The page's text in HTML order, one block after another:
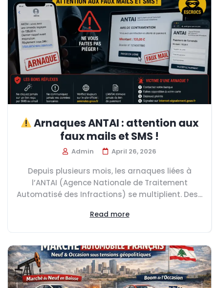
Arnaques ANTAI : attention aux
faux mails et SMS !
Admin April 26, 2026
Depuis plusieurs mois, les arnaques liées à
l’ANTAI (Agence Nationale de Traitement
Automatisé des Infractions) se multiplient. Des...
Read more